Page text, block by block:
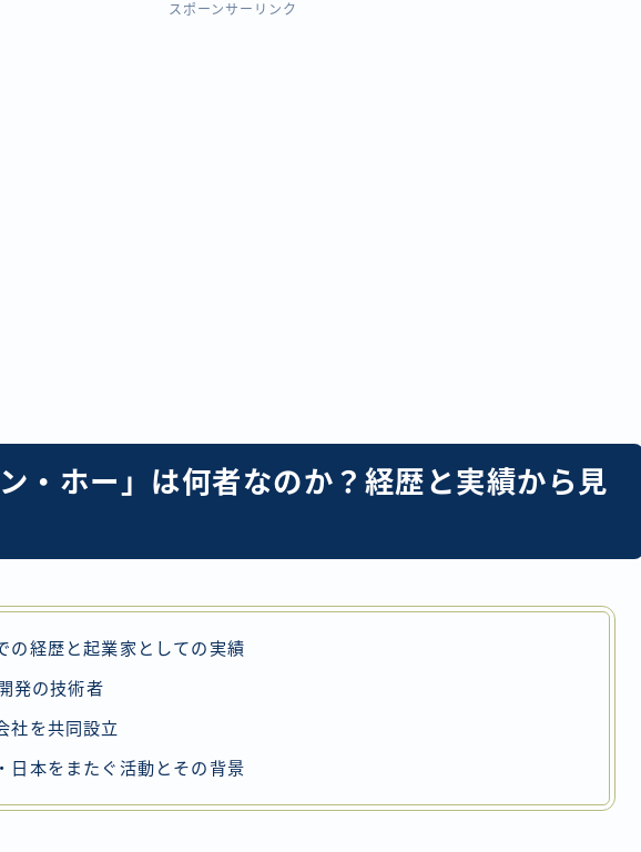
スポーンサーリンク
ン・ホー」は何者なのか？経歴と実績から見
の経歴と起業家としての実績
発の技術者
社を共同設立
日本をまたぐ活動とその背景